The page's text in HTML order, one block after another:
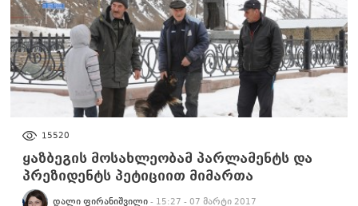
15520
ყაზბეგის მოსახლეობამ პარლამენტს და
პრეზიდენტს პეტიციით მიმართა
ᲓᲐᲚᲘ ᲤᲘᲠᲐᲜᲘᲨᲕᲘᲚᲘ - 15:27 - 07 მარტი 2017